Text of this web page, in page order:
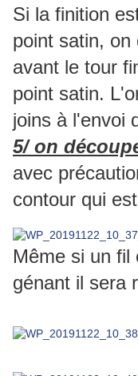
Si la finition
point satin, on
avant le tour
point satin.
joins à l'envoi
5/ on
avec
contour qui
Même si un fil
génant il sera